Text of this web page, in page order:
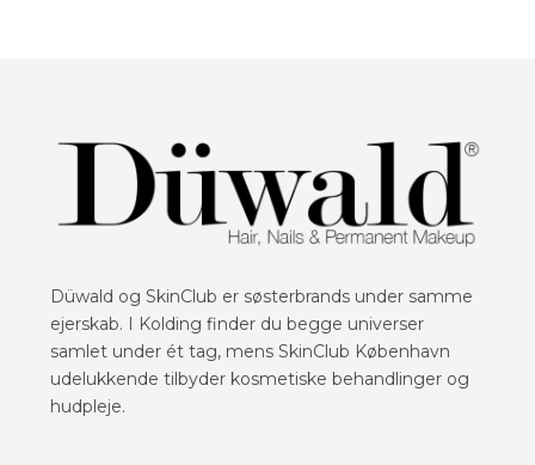
Düwald og SkinClub er søsterbrands under samme
ejerskab. I Kolding finder du begge universer
samlet under ét tag, mens SkinClub København
udelukkende tilbyder kosmetiske behandlinger og
hudpleje.